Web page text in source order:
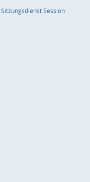
SitzungsdienstSession(Wird in